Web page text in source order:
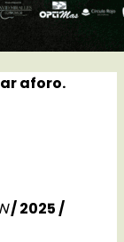
aforo.
/ 2025 /